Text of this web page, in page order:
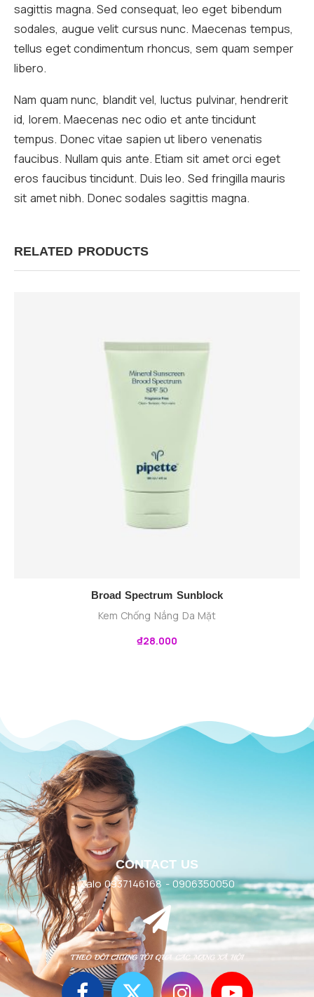
sagittis magna. Sed consequat, leo eget bibendum
sodales, augue velit cursus nunc. Maecenas tempus,
tellus eget condimentum rhoncus, sem quam semper
libero.
Nam quam nunc, blandit vel, luctus pulvinar, hendrerit
id, lorem. Maecenas nec odio et ante tincidunt
tempus. Donec vitae sapien ut libero venenatis
faucibus. Nullam quis ante. Etiam sit amet orci eget
eros faucibus tincidunt. Duis leo. Sed fringilla mauris
sit amet nibh. Donec sodales sagittis magna.
RELATED PRODUCTS
Broad Spectrum Sunblock
Kem Chống Nắng Da Mặt
₫28.000
CONTACT US
Zalo 0937146168 - 0906350050
THEO DÕI CHÚNG TÔI QUA CÁC MẠNG XÃ HỘI